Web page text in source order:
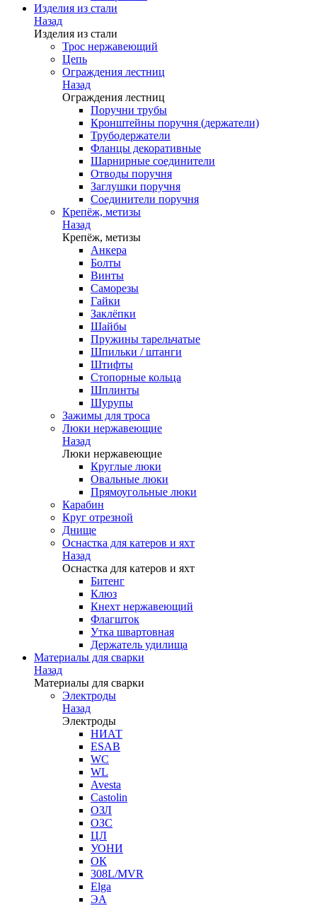
Изделия из стали
Назад
Изделия из стали
Трос нержавеющий
Цепь
Ограждения лестниц
Назад
Ограждения лестниц
Поручни трубы
Кронштейны поручня (держатели)
Трубодержатели
Фланцы декоративные
Шарнирные соединители
Отводы поручня
Заглушки поручня
Соединители поручня
Крепёж, метизы
Назад
Крепёж, метизы
Анкера
Болты
Винты
Саморезы
Гайки
Заклёпки
Шайбы
Пружины тарельчатые
Шпильки / штанги
Штифты
Стопорные кольца
Шплинты
Шурупы
Зажимы для троса
Люки нержавеющие
Назад
Люки нержавеющие
Круглые люки
Овальные люки
Прямоугольные люки
Карабин
Круг отрезной
Днище
Оснастка для катеров и яхт
Назад
Оснастка для катеров и яхт
Битенг
Клюз
Кнехт нержавеющий
Флагшток
Утка швартовная
Держатель удилища
Материалы для сварки
Назад
Материалы для сварки
Электроды
Назад
Электроды
НИАТ
ESAB
WC
WL
Avesta
Castolin
ОЗЛ
ОЗС
ЦЛ
УОНИ
ОК
308L/MVR
Elga
ЭА